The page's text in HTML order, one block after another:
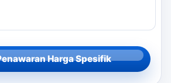
Harga Spesifik